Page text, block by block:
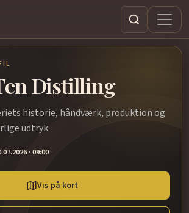
Søg
Distilling
historie, håndværk, produktion og
udtryk.
· 09:00
Vis på kort